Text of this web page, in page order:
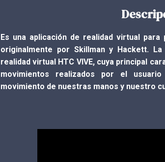
Es una aplicación de realidad virtual
originalmente por Skillman y Hackett.
realidad virtual HTC VIVE, cuya principal
movimientos realizados por el
movimiento de nuestras manos y nuestro